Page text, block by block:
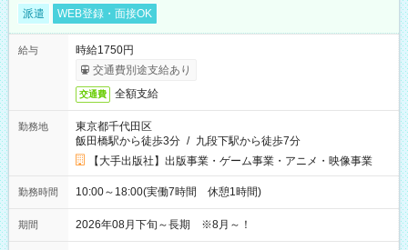
派遣 WEB登録・面接OK
給与
時給1750円
交通費別途支給あり
交通費 全額支給
勤務地
東京都千代田区
飯田橋駅から徒歩3分 / 九段下駅から徒歩7分
【大手出版社】出版事業・ゲーム事業・アニメ・映像事業
勤務時間 10:00～18:00(実働7時間 休憩1時間)
期間 2026年08月下旬～長期 ※8月～！